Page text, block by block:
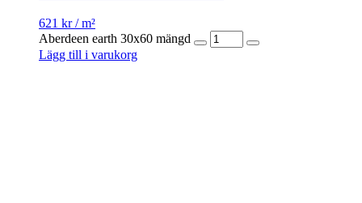
621 kr/ m²
Aberdeen earth 30x60 mängd
Lägg till i varukorg